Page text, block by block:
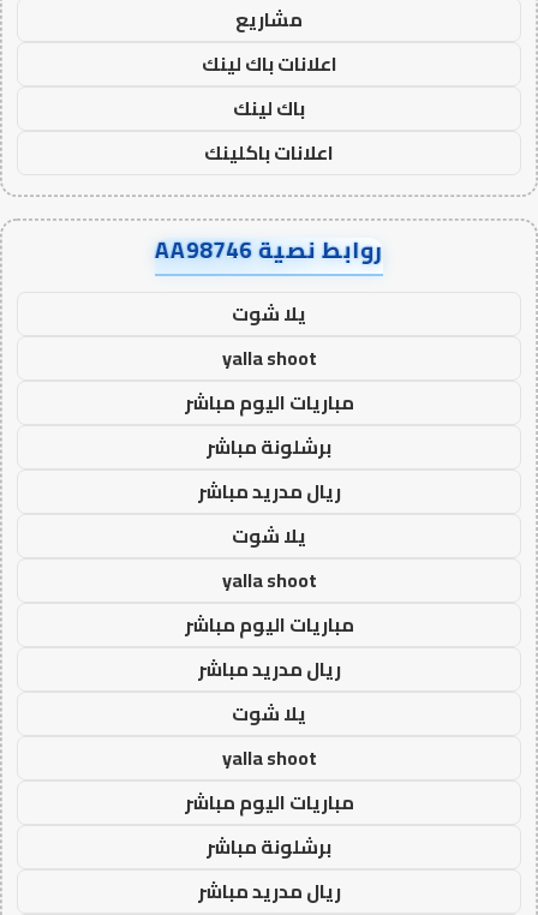
مشاريع
اعلانات باك لينك
باك لينك
اعلانات باكلينك
روابط نصية AA98746
يلا شوت
yalla shoot
مباريات اليوم مباشر
برشلونة مباشر
ريال مدريد مباشر
يلا شوت
yalla shoot
مباريات اليوم مباشر
ريال مدريد مباشر
يلا شوت
yalla shoot
مباريات اليوم مباشر
برشلونة مباشر
ريال مدريد مباشر